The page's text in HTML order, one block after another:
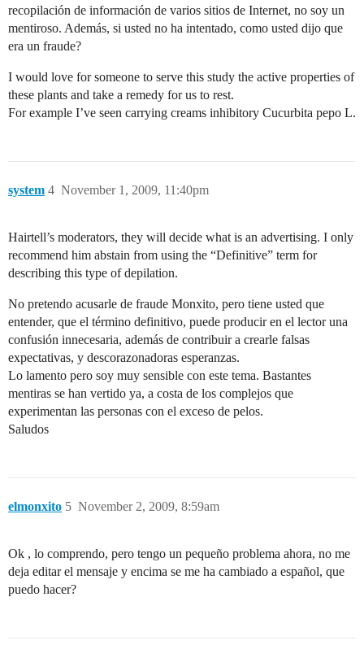
recopilación de información de varios sitios de Internet, no soy un
mentiroso. Además, si usted no ha intentado, como usted dijo que
era un fraude?
I would love for someone to serve this study the active properties of
these plants and take a remedy for us to rest.
For example I’ve seen carrying creams inhibitory Cucurbita pepo L.
system November 1, 2009, 11:40pm
4
Hairtell’s moderators, they will decide what is an advertising. I only
recommend him abstain from using the “Definitive” term for
describing this type of depilation.
No pretendo acusarle de fraude Monxito, pero tiene usted que
entender, que el término definitivo, puede producir en el lector una
confusión innecesaria, además de contribuir a crearle falsas
expectativas, y descorazonadoras esperanzas.
Lo lamento pero soy muy sensible con este tema. Bastantes
mentiras se han vertido ya, a costa de los complejos que
experimentan las personas con el exceso de pelos.
Saludos
elmonxito November 2, 2009, 8:59am
5
Ok , lo comprendo, pero tengo un pequeño problema ahora, no me
deja editar el mensaje y encima se me ha cambiado a español, que
puedo hacer?